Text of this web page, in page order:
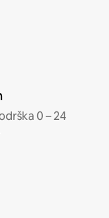
0 – 24